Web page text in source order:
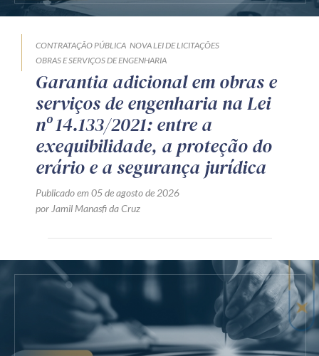
CONTRATAÇÃO PÚBLICA NOVA LEI DE LICITAÇÕES
OBRAS E SERVIÇOS DE ENGENHARIA
Garantia adicional em obras e
serviços de engenharia na Lei
nº 14.133/2021: entre a
exequibilidade, a proteção do
erário e a segurança jurídica
Publicado em 05 de agosto de 2026
por Jamil Manasfi da Cruz